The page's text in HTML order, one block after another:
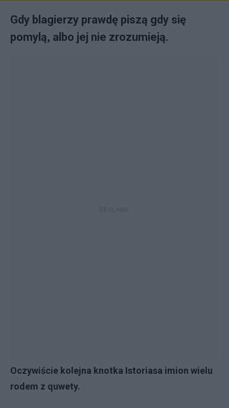
Gdy blagierzy prawdę piszą gdy się
pomylą, albo jej nie zrozumieją.
Oczywiście kolejna knotka Istoriasa imion wielu
rodem z quwety.